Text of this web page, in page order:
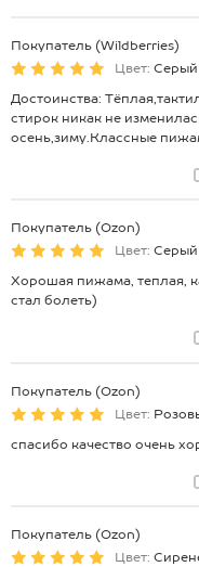
Покупатель (Wildberries)
Цвет: Серый
Достоинства:
стирок никак не
осень,зиму.Классные
Покупатель (Ozon)
Цвет: Серый
Хорошая пижама, теплая,
стал болеть)
Покупатель (Ozon)
Цвет:
спасибо качество очень
Покупатель (Ozon)
Цвет: